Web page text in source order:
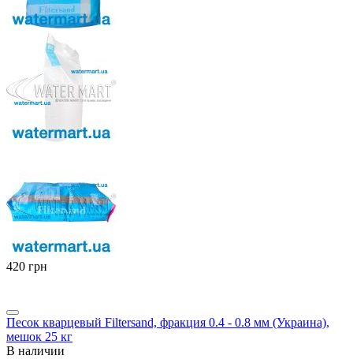
‍420‍ грн
Песок кварцевый Filtersand, фракция 0.4 - 0.8 мм (Украина),
мешок 25 кг
В наличии